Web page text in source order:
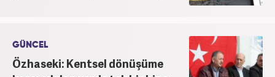
GÜNCEL
Özhaseki: Kentsel dönüşüme